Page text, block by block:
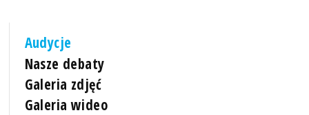
Audycje
Nasze debaty
Galeria zdjęć
Galeria wideo